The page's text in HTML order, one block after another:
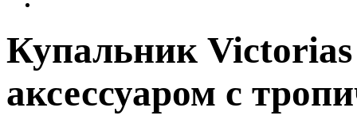
Купальник Victorias
аксессуаром с